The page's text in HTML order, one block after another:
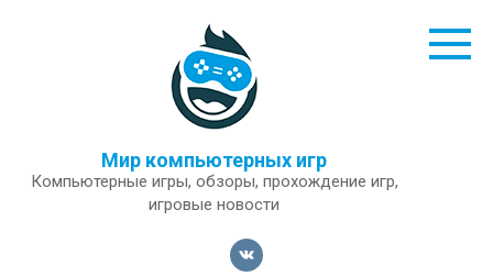
Мир компьютерных игр
Компьютерные игры, обзоры, прохождение игр,
игровые новости